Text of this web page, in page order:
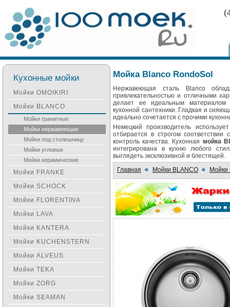
Мойка Blanco RondoSol
Нержавеющая сталь Blanco
привлекательностью и отличными
делает ее идеальным материалом
кухонной сантехники. Гладкая и
идеально сочетается с прочими
Немецкий производитель
отбирается в строгом
контроль качества. Кухонная мойка
интегрирована в кухню любого
выглядеть эксклюзивной и блестящей.
Главная
Мойки BLANCO
Кухонные мойки
Мойки OMOIKIRI
Мойки BLANCO
Мойки гранитные
Мойки нержавеющие
Мойки под столешницу
Мойки угловые
Мойки керамические
Мойки FRANKE
Мойки SCHOCK
Мойки FLORENTINA
Мойки LAVA
Мойки KANTERA
Мойки KUCHENSTERN
Мойки ALVEUS
Мойки TEKA
Мойки ZORG
Мойки SEAMAN